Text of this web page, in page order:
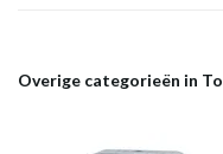
Overige categorieën in